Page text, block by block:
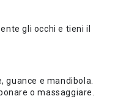
gli occhi e tieni il
e mandibola.
o massaggiare.